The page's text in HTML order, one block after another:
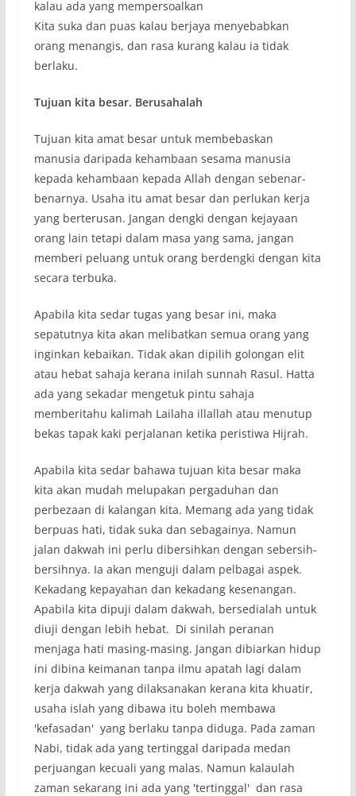
kalau ada yang mempersoalkan
Kita suka dan puas kalau berjaya menyebabkan
orang menangis, dan rasa kurang kalau ia tidak
berlaku.
Tujuan kita besar. Berusahalah
Tujuan kita amat besar untuk membebaskan
manusia daripada kehambaan sesama manusia
kepada kehambaan kepada Allah dengan sebenar-
benarnya. Usaha itu amat besar dan perlukan kerja
yang berterusan. Jangan dengki dengan kejayaan
orang lain tetapi dalam masa yang sama, jangan
memberi peluang untuk orang berdengki dengan kita
secara terbuka.
Apabila kita sedar tugas yang besar ini, maka
sepatutnya kita akan melibatkan semua orang yang
inginkan kebaikan. Tidak akan dipilih golongan elit
atau hebat sahaja kerana inilah sunnah Rasul. Hatta
ada yang sekadar mengetuk pintu sahaja
memberitahu kalimah Lailaha illallah atau menutup
bekas tapak kaki perjalanan ketika peristiwa Hijrah.
Apabila kita sedar bahawa tujuan kita besar maka
kita akan mudah melupakan pergaduhan dan
perbezaan di kalangan kita. Memang ada yang tidak
berpuas hati, tidak suka dan sebagainya. Namun
jalan dakwah ini perlu dibersihkan dengan sebersih-
bersihnya. Ia akan menguji dalam pelbagai aspek.
Kekadang kepayahan dan kekadang kesenangan.
Apabila kita dipuji dalam dakwah, bersedialah untuk
diuji dengan lebih hebat. Di sinilah peranan
menjaga hati masing-masing. Jangan dibiarkan hidup
ini dibina keimanan tanpa ilmu apatah lagi dalam
kerja dakwah yang dilaksanakan kerana kita khuatir,
usaha islah yang dibawa itu boleh membawa
'kefasadan' yang berlaku tanpa diduga. Pada zaman
Nabi, tidak ada yang tertinggal daripada medan
perjuangan kecuali yang malas. Namun kalaulah
zaman sekarang ini ada yang 'tertinggal' dan rasa